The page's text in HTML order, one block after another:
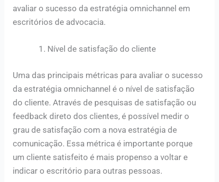
avaliar o sucesso da estratégia omnichannel em
escritórios de advocacia.
Nível de satisfação do cliente
Uma das principais métricas para avaliar o sucesso
da estratégia omnichannel é o nível de satisfação
do cliente. Através de pesquisas de satisfação ou
feedback direto dos clientes, é possível medir o
grau de satisfação com a nova estratégia de
comunicação. Essa métrica é importante porque
um cliente satisfeito é mais propenso a voltar e
indicar o escritório para outras pessoas.